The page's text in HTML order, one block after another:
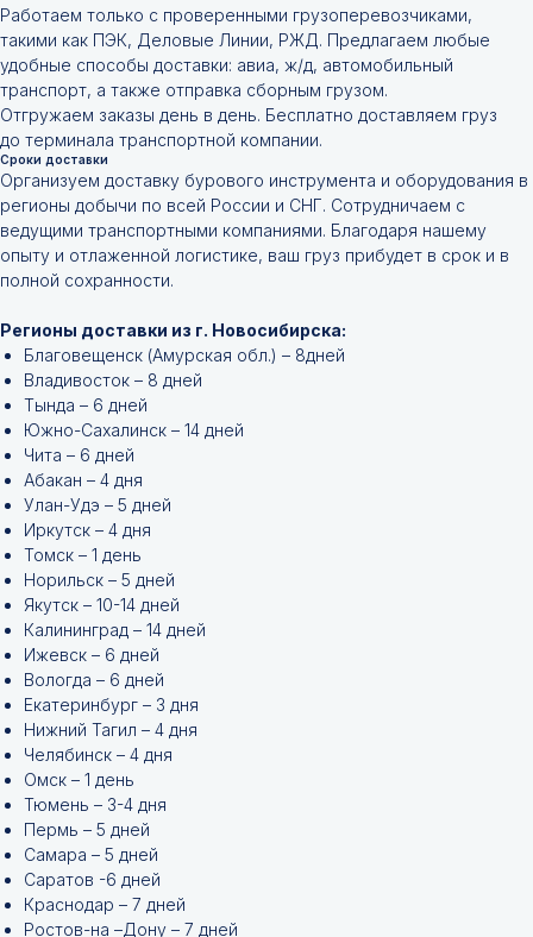
Работаем только с проверенными грузоперевозчиками,
такими как ПЭК, Деловые Линии, РЖД. Предлагаем любые
удобные способы доставки: авиа, ж/д, автомобильный
транспорт, а также отправка сборным грузом.
Отгружаем заказы день в день. Бесплатно доставляем груз
до терминала транспортной компании.
Сроки доставки
Организуем доставку бурового инструмента и оборудования в
регионы добычи по всей России и СНГ. Сотрудничаем с
ведущими транспортными компаниями. Благодаря нашему
опыту и отлаженной логистике, ваш груз прибудет в срок и в
полной сохранности.
Регионы доставки из г. Новосибирска:
Благовещенск (Амурская обл.) – 8дней
Владивосток – 8 дней
Тында – 6 дней
Южно-Сахалинск – 14 дней
Чита – 6 дней
Абакан – 4 дня
Улан-Удэ – 5 дней
Иркутск – 4 дня
Томск – 1 день
Норильск – 5 дней
Якутск – 10-14 дней
Калининград – 14 дней
Ижевск – 6 дней
Вологда – 6 дней
Екатеринбург – 3 дня
Нижний Тагил – 4 дня
Челябинск – 4 дня
Омск – 1 день
Тюмень – 3-4 дня
Пермь – 5 дней
Самара – 5 дней
Саратов -6 дней
Краснодар – 7 дней
Ростов-на –Дону – 7 дней